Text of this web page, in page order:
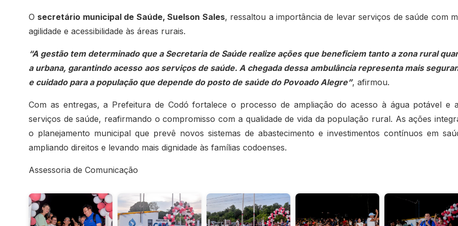
O secretário municipal de Saúde, Suelson Sales, ressaltou a importância de levar serviços de saúde com
agilidade e acessibilidade às áreas rurais.
“A gestão tem determinado que a Secretaria de Saúde realize ações que beneficiem tanto a zona rural
a urbana, garantindo acesso aos serviços de saúde. A chegada dessa ambulância representa mais
e cuidado para a população que depende do posto de saúde do Povoado Alegre”, afirmou.
Com as entregas, a Prefeitura de Codó fortalece o processo de ampliação do acesso à água potável e
serviços de saúde, reafirmando o compromisso com a qualidade de vida da população rural. As ações
o planejamento municipal que prevê novos sistemas de abastecimento e investimentos contínuos em
ampliando direitos e levando mais dignidade às famílias codoenses.
Assessoria de Comunicação